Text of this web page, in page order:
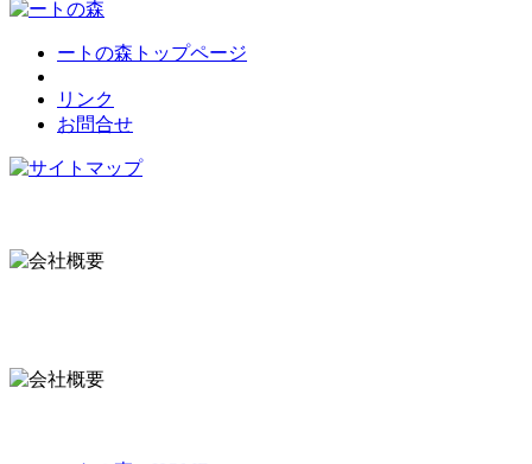
ートの森トップページ
リンク
お問合せ